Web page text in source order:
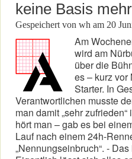
keine Basis
Gespeichert von wh am 20
Am
wird am
über die
es – kurz vor
Starter. In
Verantwortlichen musste
man damit „sehr
hört man – gab es bei
Lauf nach einem 24h-
„Nennungseinbruch“. -